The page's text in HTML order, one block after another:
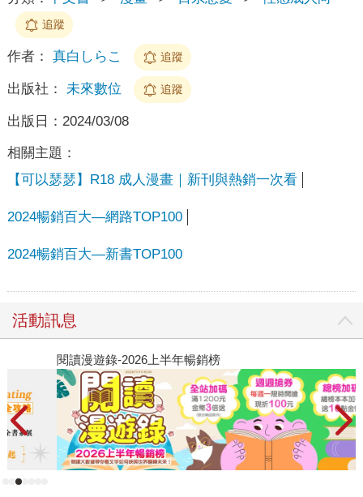
追蹤
作者： 真白しらこ 追蹤
出版社： 未來數位 追蹤
出版日： 2024/03/08
相關主題：
【可以瑟瑟】R18 成人漫畫｜新刊與熱銷一次看
2024暢銷百大—網路TOP100
2024暢銷百大—新書TOP100
活動訊息
閱讀漫遊錄-2026上半年暢銷榜